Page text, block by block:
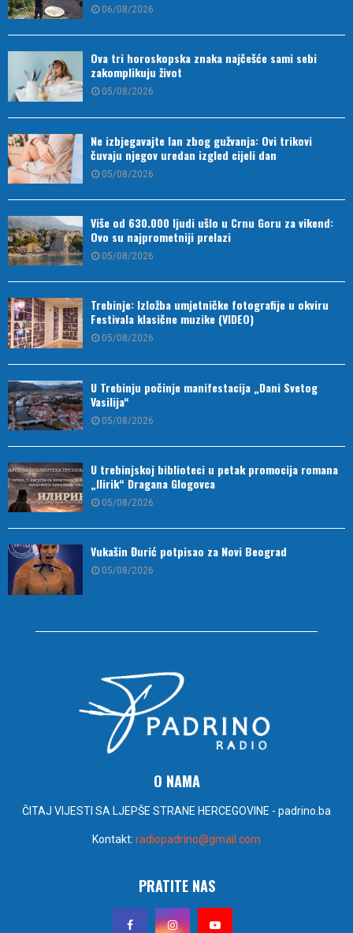
06/08/2026
Ova tri horoskopska znaka najčešće sami sebi
zakomplikuju život
05/08/2026
Ne izbjegavajte lan zbog gužvanja: Ovi trikovi
čuvaju njegov uredan izgled cijeli dan
05/08/2026
Više od 630.000 ljudi ušlo u Crnu Goru za vikend:
Ovo su najprometniji prelazi
05/08/2026
Trebinje: Izložba umjetničke fotografije u okviru
Festivala klasične muzike (VIDEO)
05/08/2026
U Trebinju počinje manifestacija „Dani Svetog
Vasilija“
05/08/2026
U trebinjskoj biblioteci u petak promocija romana
„Ilirik“ Dragana Glogovca
05/08/2026
Vukašin Đurić potpisao za Novi Beograd
05/08/2026
O NAMA
ČITAJ VIJESTI SA LJEPŠE STRANE HERCEGOVINE - padrino.ba
Kontakt: radiopadrino@gmail.com
PRATITE NAS